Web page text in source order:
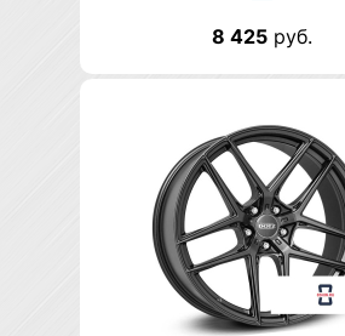
8 425руб.